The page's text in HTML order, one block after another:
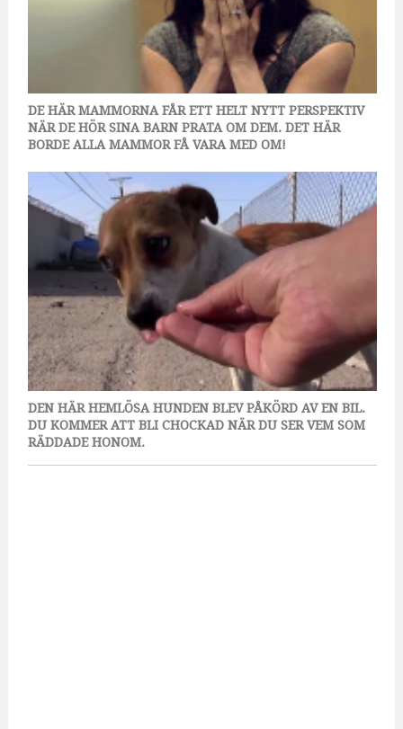
DE HÄR MAMMORNA FÅR ETT HELT NYTT PERSPEKTIV
NÄR DE HÖR SINA BARN PRATA OM DEM. DET HÄR
BORDE ALLA MAMMOR FÅ VARA MED OM!
DEN HÄR HEMLÖSA HUNDEN BLEV PÅKÖRD AV EN BIL.
DU KOMMER ATT BLI CHOCKAD NÄR DU SER VEM SOM
RÄDDADE HONOM.